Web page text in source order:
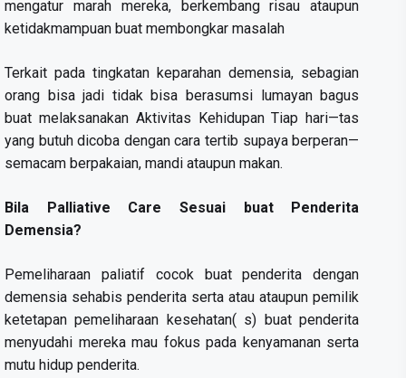
mengatur marah mereka, berkembang risau ataupun
ketidakmampuan buat membongkar masalah
Terkait pada tingkatan keparahan demensia, sebagian
orang bisa jadi tidak bisa berasumsi lumayan bagus
buat melaksanakan Aktivitas Kehidupan Tiap hari—tas
yang butuh dicoba dengan cara tertib supaya berperan—
semacam berpakaian, mandi ataupun makan.
Bila Palliative Care Sesuai buat Penderita
Demensia?
Pemeliharaan paliatif cocok buat penderita dengan
demensia sehabis penderita serta atau ataupun pemilik
ketetapan pemeliharaan kesehatan( s) buat penderita
menyudahi mereka mau fokus pada kenyamanan serta
mutu hidup penderita.